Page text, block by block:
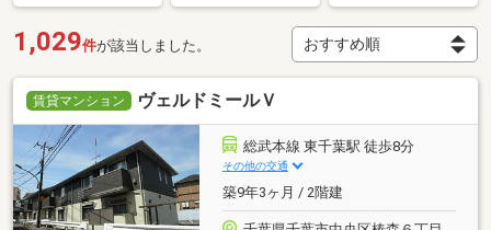
1,029件が該当しました。
賃貸マンション ヴェルドミールＶ
総武本線 東千葉駅 徒歩8分
その他の交通
築9年3ヶ月 / 2階建